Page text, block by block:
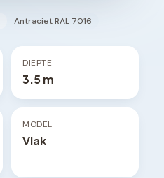
Antraciet RAL 7016
DIEPTE
3.5 m
MODEL
Vlak